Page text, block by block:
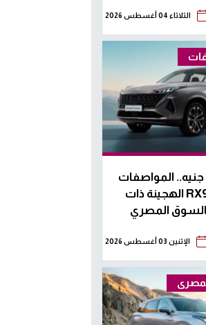
الثلاثاء 04 أغسطس 2026
جنيه.. المواصفات
الكاملة لـ إم جي RX9 الهجينة ذات
المصري
الإثنين 03 أغسطس 2026